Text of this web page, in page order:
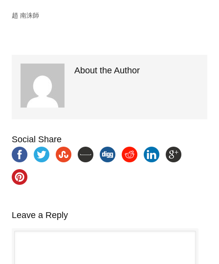
趙 南洙師
About the Author
Social Share
Leave a Reply